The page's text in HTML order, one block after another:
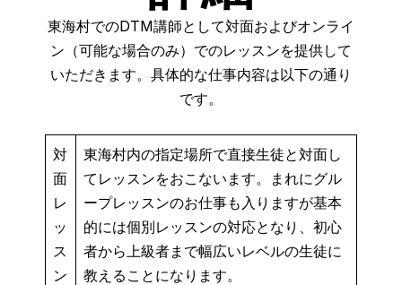
東海村でのDTM講師として対面およびオンライ
ン（可能な場合のみ）でのレッスンを提供して
いただきます。具体的な仕事内容は以下の通り
です。
対
面
レ
ッ
ス
ン
東海村内の指定場所で直接生徒と対面し
てレッスンをおこないます。まれにグル
ープレッスンのお仕事も入りますが基本
的には個別レッスンの対応となり、初心
者から上級者まで幅広いレベルの生徒に
教えることになります。